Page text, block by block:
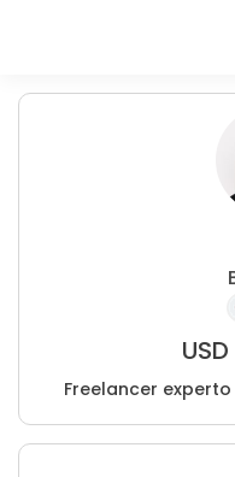
USD
Freelancer